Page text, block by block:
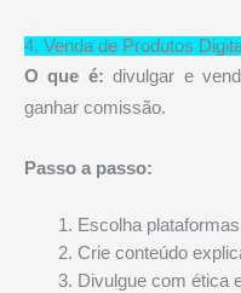
4. Venda de Produtos
O que é: divulgar e
ganhar comissão.
Passo a passo:
Escolha
Crie conteúdo
Divulgue com ética